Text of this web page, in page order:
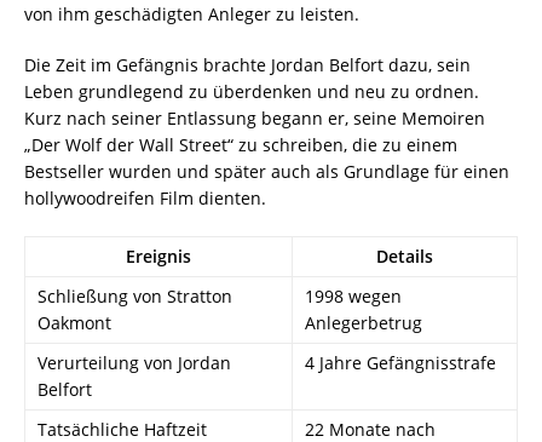
von ihm geschädigten Anleger zu leisten.
Die Zeit im Gefängnis brachte Jordan Belfort dazu, sein
Leben grundlegend zu überdenken und neu zu ordnen.
Kurz nach seiner Entlassung begann er, seine Memoiren
„Der Wolf der Wall Street“ zu schreiben, die zu einem
Bestseller wurden und später auch als Grundlage für einen
hollywoodreifen Film dienten.
Ereignis
Details
Schließung von Stratton
Oakmont
1998 wegen
Anlegerbetrug
Verurteilung von Jordan
Belfort
4 Jahre Gefängnisstrafe
Tatsächliche Haftzeit
22 Monate nach